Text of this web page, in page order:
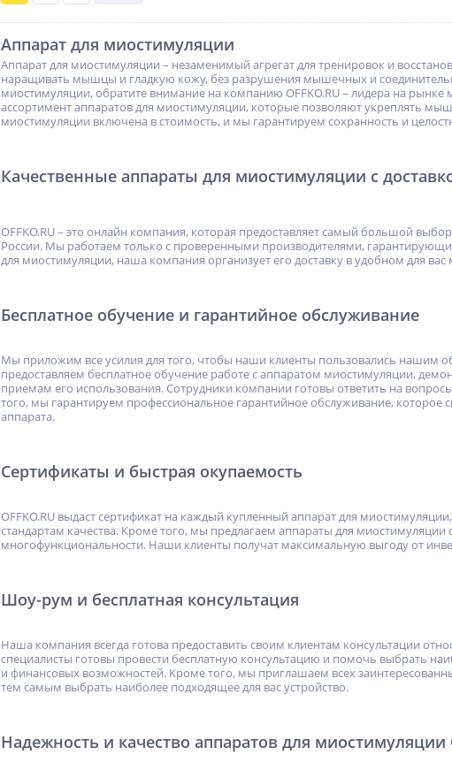
Аппарат для миостимуляции
Аппарат для миостимуляции – незаменимый агрегат для тренировок и
наращивать мышцы и гладкую кожу, без разрушения мышечных и
миостимуляции, обратите внимание на компанию OFFKO.RU – лидера на
ассортимент аппаратов для миостимуляции, которые позволяют укреплять
миостимуляции включена в стоимость, и мы гарантируем сохранность и
Качественные аппараты для миостимуляции с
OFFKO.RU – это онлайн компания, которая предоставляет самый большой
России. Мы работаем только с проверенными производителями,
для миостимуляции, наша компания организует его доставку в удобном для
Бесплатное обучение и гарантийное обслуживание
Мы приложим все усилия для того, чтобы наши клиенты пользовались нашим
предоставляем бесплатное обучение работе с аппаратом миостимуляции,
приемам его использования. Сотрудники компании готовы ответить на
того, мы гарантируем профессиональное гарантийное обслуживание, которое
аппарата.
Сертификаты и быстрая окупаемость
OFFKO.RU выдаст сертификат на каждый купленный аппарат для
стандартам качества. Кроме того, мы предлагаем аппараты для
многофункциональности. Наши клиенты получат максимальную выгоду от
Шоу-рум и бесплатная консультация
Наша компания всегда готова предоставить своим клиентам консультации
специалисты готовы провести бесплатную консультацию и помочь выбрать
и финансовых возможностей. Кроме того, мы приглашаем всех
тем самым выбрать наиболее подходящее для вас устройство.
Надежность и качество аппаратов для миостимуляции